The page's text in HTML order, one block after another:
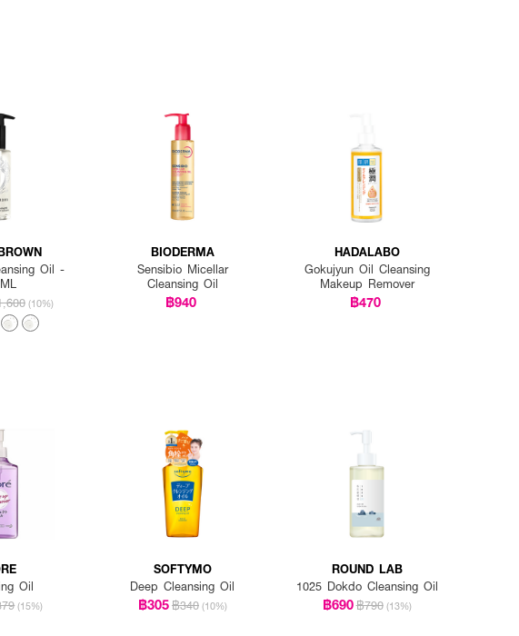
Oil -
(10%)
BIODERMA
Sensibio Micellar
Cleansing Oil
฿940
HADALABO
Gokujyun Oil Cleansing
Makeup Remover
฿470
Oil
(15%)
SOFTYMO
Deep Cleansing Oil
฿305฿340 (10%)
ROUND LAB
1025 Dokdo Cleansing Oil
฿690฿790 (13%)